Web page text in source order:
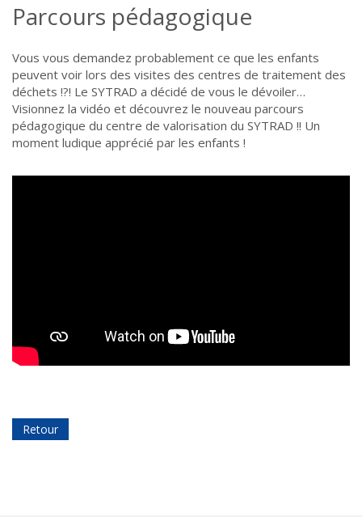
Parcours pédagogique
Vous vous demandez probablement ce que les enfants
peuvent voir lors des visites des centres de traitement des
déchets !?! Le SYTRAD a décidé de vous le dévoiler…
Visionnez la vidéo et découvrez le nouveau parcours
pédagogique du centre de valorisation du SYTRAD !! Un
moment ludique apprécié par les enfants !
Retour